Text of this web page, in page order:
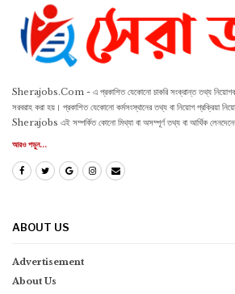
Sherajobs.Com - এ প্রকাশিত যেকোনো চাকরি সংক্রান্ত তথ্য
সরবরাহ করা হয়। প্রকাশিত যেকোনো কর্মসংস্থানের তথ্য বা নিয়োগ প্রক্রিয়া
Sherajobs এই সম্পর্কিত কোনো মিথ্যা বা অসম্পূর্ণ তথ্য বা আর্থিক
আরও পড়ুন...
ABOUT US
Advertisement
About Us